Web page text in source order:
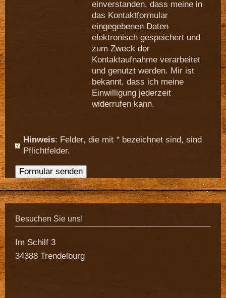
einverstanden, dass meine in
das Kontaktformular
eingegebenen Daten
elektronisch gespeichert und
zum Zweck der
Kontaktaufnahme verarbeitet
und genutzt werden. Mir ist
bekannt, dass ich meine
Einwilligung jederzeit
widerrufen kann.
Hinweis : Felder, die mit * bezeichnet sind, sind
Pflichtfelder.
Besuchen Sie uns!
Im Schilf 3
34388 Trendelburg